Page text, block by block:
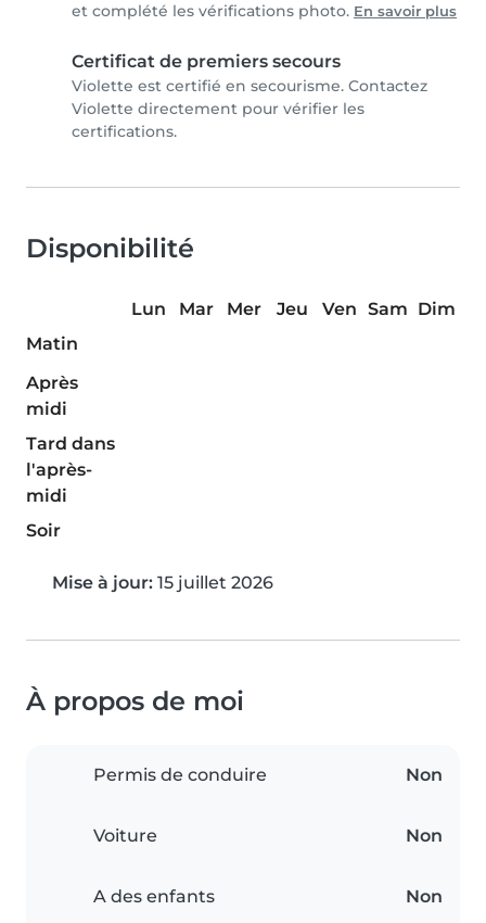
et complété les vérifications photo. En savoir plus
Certificat de premiers secours
Violette est certifié en secourisme. Contactez
Violette directement pour vérifier les
certifications.
Disponibilité
Lun Mar Mer Jeu Ven Sam Dim
Matin
Après
midi
Tard dans
l'après-
midi
Soir
Mise à jour: 15 juillet 2026
À propos de moi
Permis de conduire Non
Voiture Non
A des enfants Non